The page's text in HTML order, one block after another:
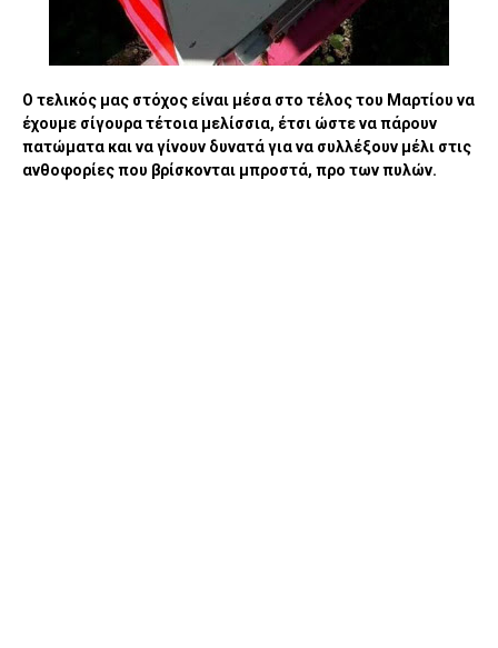
Ο τελικός μας στόχος είναι μέσα στο τέλος του Μαρτίου να
έχουμε σίγουρα τέτοια μελίσσια, έτσι ώστε να πάρουν
πατώματα και να γίνουν δυνατά για να συλλέξουν μέλι στις
ανθοφορίες που βρίσκονται μπροστά, προ των πυλών.